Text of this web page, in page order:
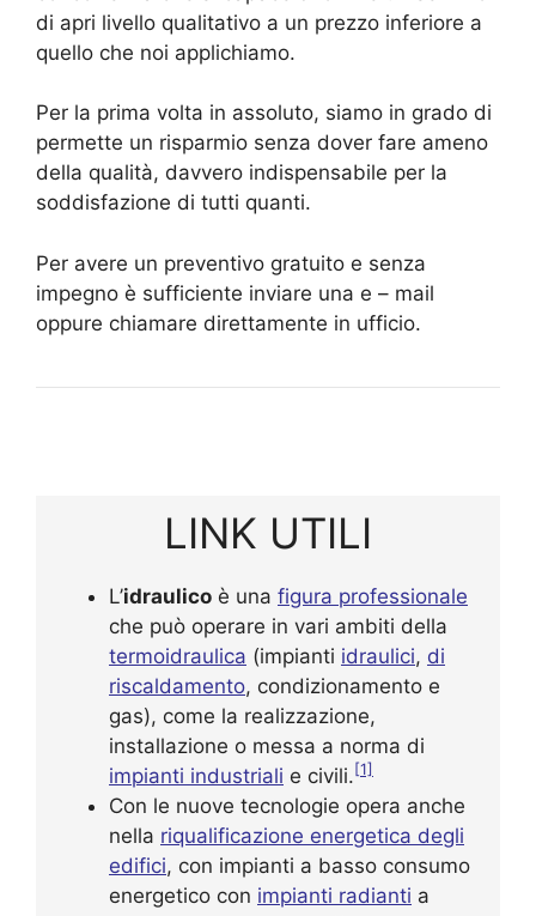
di apri livello qualitativo a un prezzo inferiore a
quello che noi applichiamo.
Per la prima volta in assoluto, siamo in grado di
permette un risparmio senza dover fare ameno
della qualità, davvero indispensabile per la
soddisfazione di tutti quanti.
Per avere un preventivo gratuito e senza
impegno è sufficiente inviare una e – mail
oppure chiamare direttamente in ufficio.
LINK UTILI
L’idraulico è una figura professionale
che può operare in vari ambiti della
termoidraulica (impianti idraulici, di
riscaldamento, condizionamento e
gas), come la realizzazione,
installazione o messa a norma di
impianti industriali e civili. [1]
Con le nuove tecnologie opera anche
nella riqualificazione energetica degli
edifici, con impianti a basso consumo
energetico con impianti radianti a